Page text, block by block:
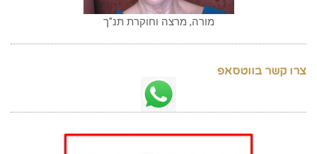
מורה, מרצה וחוקרת תנ"ך
צרו קשר בווטסאפ